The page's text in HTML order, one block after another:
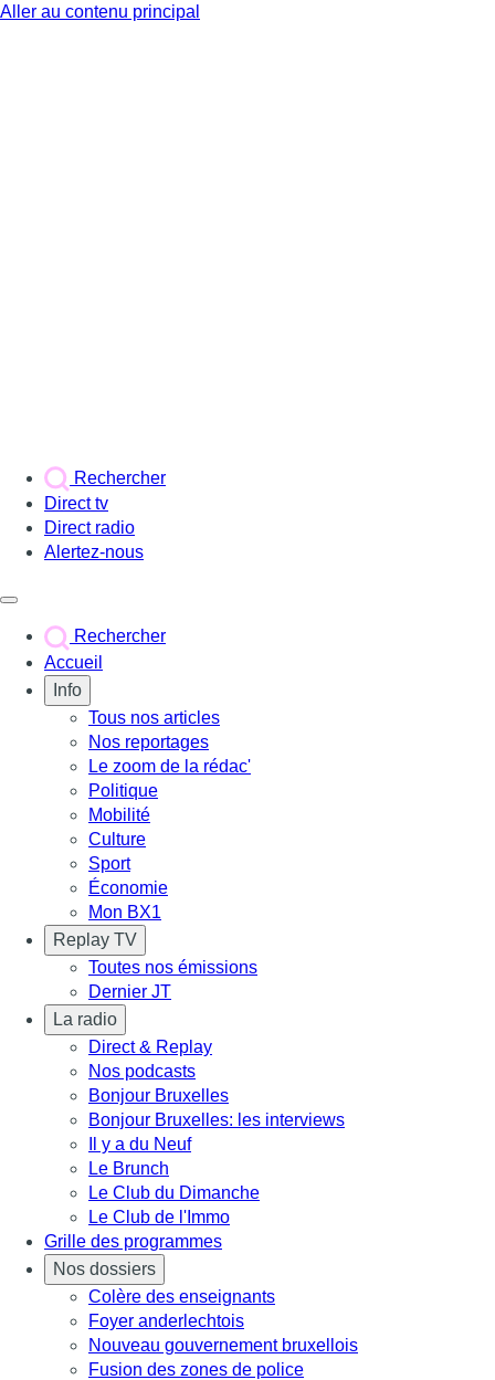
Aller au contenu principal
Rechercher
Direct tv
Direct radio
Alertez-nous
Rechercher
Accueil
Info
Tous nos articles
Nos reportages
Le zoom de la rédac'
Politique
Mobilité
Culture
Sport
Économie
Mon BX1
Replay TV
Toutes nos émissions
Dernier JT
La radio
Direct & Replay
Nos podcasts
Bonjour Bruxelles
Bonjour Bruxelles: les interviews
Il y a du Neuf
Le Brunch
Le Club du Dimanche
Le Club de l'Immo
Grille des programmes
Nos dossiers
Colère des enseignants
Foyer anderlechtois
Nouveau gouvernement bruxellois
Fusion des zones de police